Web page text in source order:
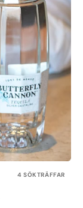
4 SÖKTRÄFFAR